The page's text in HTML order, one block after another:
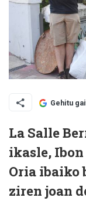
Gehitu
La Salle
ikasle,
Oria ibaiko
ziren joan